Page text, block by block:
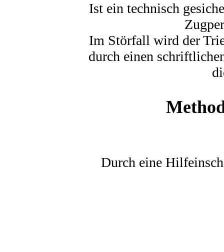
Ist ein technisch
Im Störfall wird der
durch einen
Durch eine